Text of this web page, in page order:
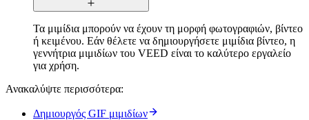
Τα μιμίδια μπορούν να έχουν τη μορφή φωτογραφιών, βίντεο
ή κειμένου. Εάν θέλετε να δημιουργήσετε μιμίδια βίντεο, η
γεννήτρια μιμιδίων του VEED είναι το καλύτερο εργαλείο
για χρήση.
Ανακαλύψτε περισσότερα:
Δημιουργός GIF μιμιδίων